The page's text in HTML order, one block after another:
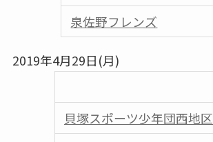
泉佐野フレンズ
2019年4月29日(月)
貝塚スポーツ少年団西地区